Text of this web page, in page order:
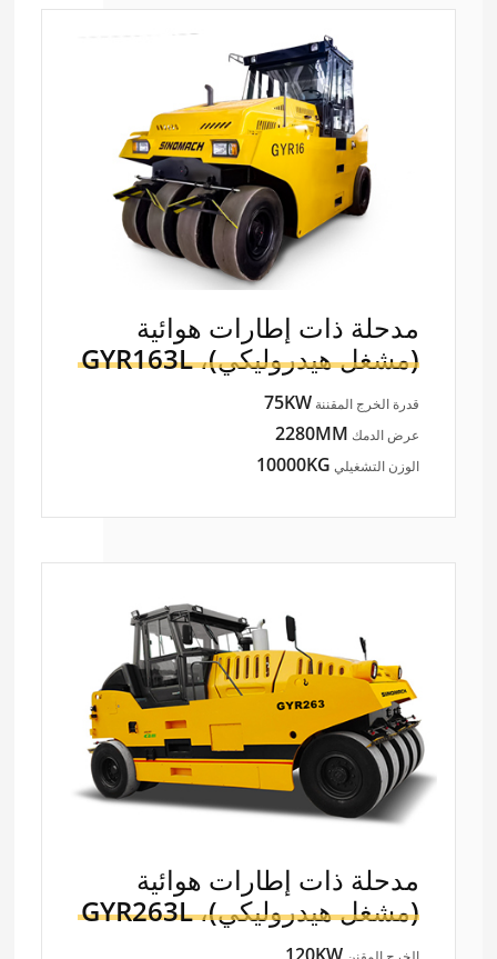
مدحلة ذات إطارات هوائية
(مشغل هيدروليكي)،GYR163L
قدرة الخرج المقننة75KW
عرض الدمك 2280MM
الوزن التشغيلي 10000KG
مدحلة ذات إطارات هوائية
(مشغل هيدروليكي)،GYR263L